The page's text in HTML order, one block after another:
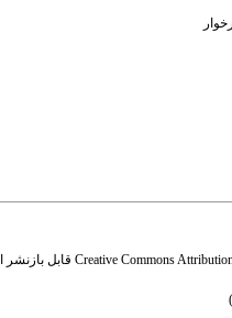
Creative Commons قابل